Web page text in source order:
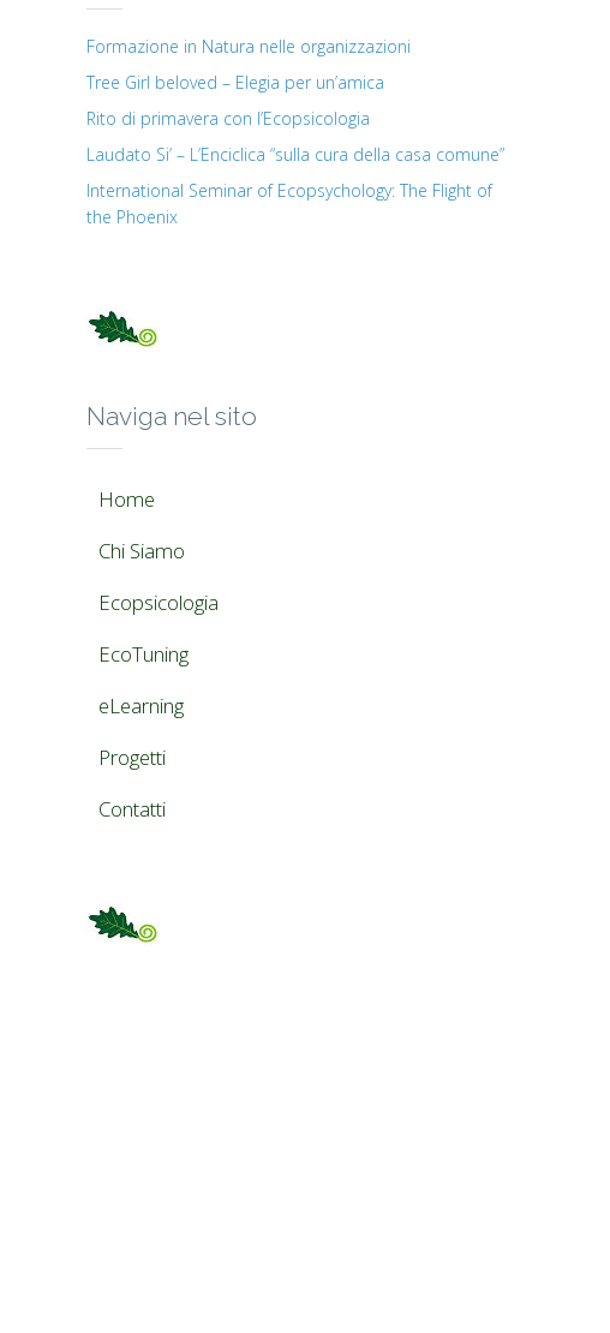
Formazione in Natura nelle organizzazioni
Tree Girl beloved – Elegia per un’amica
Rito di primavera con l’Ecopsicologia
Laudato Si’ – L’Enciclica “sulla cura della casa comune”
International Seminar of Ecopsychology: The Flight of
the Phoenix
Naviga nel sito
Home
Chi Siamo
Ecopsicologia
EcoTuning
eLearning
Progetti
Contatti